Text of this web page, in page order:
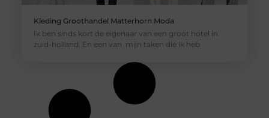
Kleding Groothandel Matterhorn Moda
Ik ben sinds kort de eigenaar van een groot hotel in
zuid-holland. En een van mijn taken die ik heb